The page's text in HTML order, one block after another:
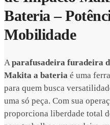
Bateria –
Mobilidade
Aparafusadeira furadeira
Makita a bateria é uma
para quem busca
uma só peça. Com sua
proporciona liberdade total